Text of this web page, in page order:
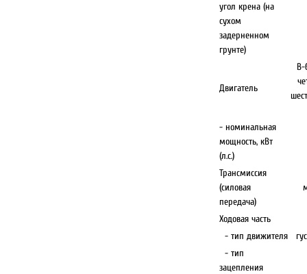
угол крена (на
сухом
задерненном
грунте)
Двигатель
В-
- номинальная
мощность, кВт
(л.с.)
Трансмиссия
(силовая
передача)
Ходовая часть
- тип движителя
- тип
зацепления